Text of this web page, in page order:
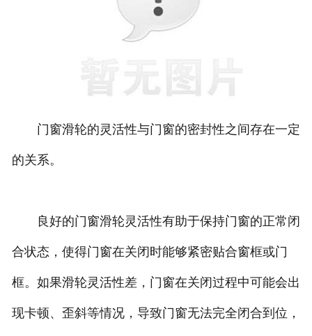
门窗滑轮的灵活性与门窗的密封性之间存在一定
的关系。
良好的门窗滑轮灵活性有助于保持门窗的正常闭
合状态，使得门窗在关闭时能够紧密贴合窗框或门
框。如果滑轮灵活性差，门窗在关闭过程中可能会出
现卡顿、歪斜等情况，导致门窗无法完全闭合到位，